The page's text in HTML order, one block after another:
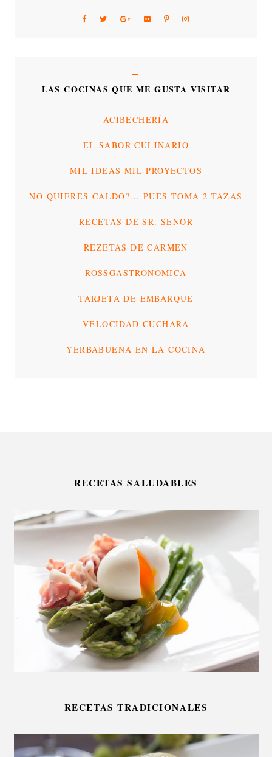
LAS COCINAS QUE ME GUSTA VISITAR
ACIBECHERÍA
EL SABOR CULINARIO
MIL IDEAS MIL PROYECTOS
NO QUIERES CALDO?... PUES TOMA 2 TAZAS
RECETAS DE SR. SEÑOR
REZETAS DE CARMEN
ROSSGASTRONÓMICA
TARJETA DE EMBARQUE
VELOCIDAD CUCHARA
YERBABUENA EN LA COCINA
RECETAS SALUDABLES
RECETAS TRADICIONALES